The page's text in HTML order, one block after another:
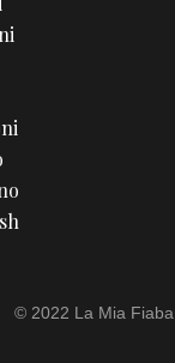
© 2022 La Mia